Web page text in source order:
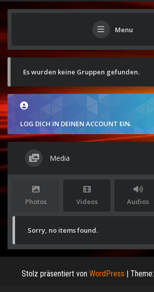
Menu
Es wurden keine Gruppen gefunden.
LOG DICH IN DEINEN ACCOUNT EIN.
Media
Photos Videos Audios
Sorry, no items found.
Stolz präsentiert von WordPress | Theme: